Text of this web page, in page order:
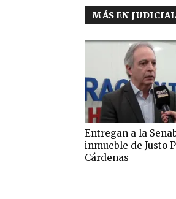
MÁS EN
Entregan a la
inmueble de Justo
Cárdenas